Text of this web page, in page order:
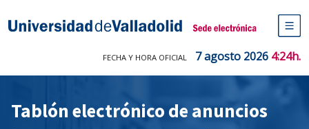
Sede electrónica Universidad de
de
FECHA Y HORA OFICIAL 7 agosto 2026 4:24h.
Tablón electrónico de anuncios